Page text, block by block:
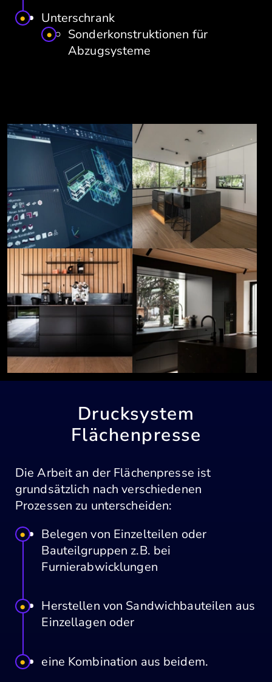
Unterschrank
Sonderkonstruktionen für
Abzugsysteme
Drucksystem
Flächenpresse
Die Arbeit an der Flächenpresse ist
grundsätzlich nach verschiedenen
Prozessen zu unterscheiden:
Belegen von Einzelteilen oder
Bauteilgruppen z.B. bei
Furnierabwicklungen
Herstellen von Sandwichbauteilen aus
Einzellagen oder
eine Kombination aus beidem.